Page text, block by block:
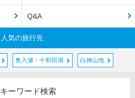
Q&A
人気の旅行先
奥入瀬・十和田湖 白神山地
キーワード検索